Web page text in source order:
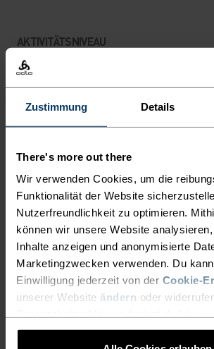
Zustimmung Details
There's more out there
Wir verwenden Cookies, um die
Funktionalität der Website
Nutzerfreundlichkeit zu optimieren.
können wir unsere Website
Inhalte anzeigen und anonymisierte
Marketingzwecken verwenden. Du
Einwilligung jederzeit von der Cookie-
unserer Website ändern oder
AKTIVITÄTSNIVEAU
ALLES MODERATE AKTIVITÄTEN
Wandern - Ski & Snow
MATERIALEIGENSCHAFTEN
SYNTHETISCH
MERINO
Synthetisch - fühlt sich wie eine zweite
aussergewöhnlich leicht, exzellenter
Feuchtigkeitstransport, hilft bei der
Körpertemperaturregulierung, trocknet
hält viele Jahre.